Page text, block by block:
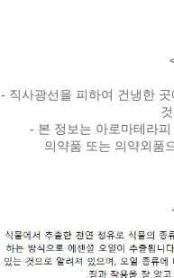
- 직사광선을 피하여 건냉한
- 본 정보는 아로마테라
의약품 또는 의약외품